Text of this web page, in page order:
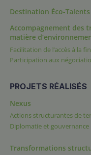
Destination Éco-Talents
Accompagnement des
matière
Facilitation de l’accès à la
Participation aux
PROJETS RÉALISÉS
Nexus
Actions structurantes de
Diplomatie et gouvernance
Transformations